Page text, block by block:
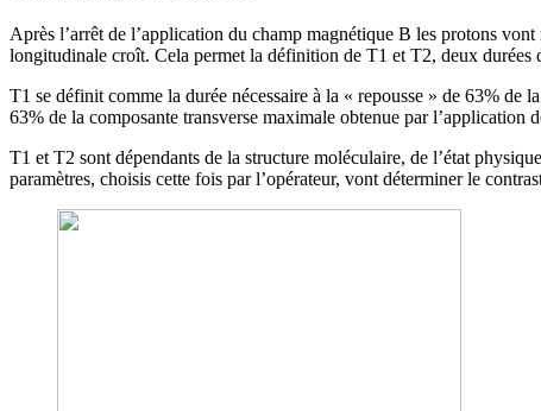
Après l’arrêt de l’application du champ magnétique B les protons
longitudinale croît. Cela permet la définition de T1 et T2, deux durées
T1 se définit comme la durée nécessaire à la « repousse » de 63%
63% de la composante transverse maximale obtenue par l’application
T1 et T2 sont dépendants de la structure moléculaire, de l’état
paramètres, choisis cette fois par l’opérateur, vont déterminer le